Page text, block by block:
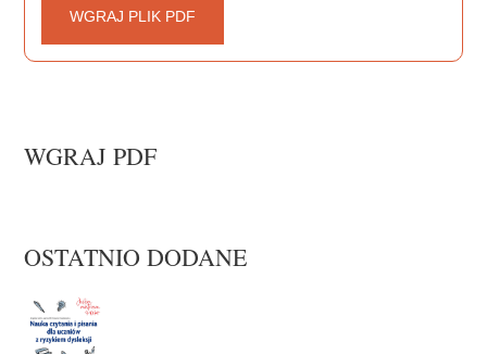
WGRAJ PLIK PDF
WGRAJ PDF
OSTATNIO DODANE